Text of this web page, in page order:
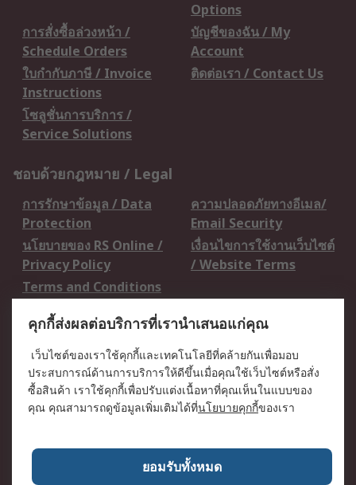
Options
การสั่งซื้อล่วงหน้า /
Schedule Orders
บัญชีของฉัน / My
Account
ใบกำกับภาษี / Invoice
Instructions
ติดต่อเรา / Contact Us
โซลูชั่นการบริการ /
Service Solutions
ชอบด้วยกฎหมาย / Legal
การรักษาข้อมูล / Data
Protection
ความปลอดภัยทางอีเมล/
Email Security
นโยบายของ RS Online /
Privacy Policy
เงื่อนไขการใช้งานเว็บไซต์
/ Website Terms
Terms and Conditions
เกี่ยวกับ RS / About RS
RS ทั่วโลก / RS
Worldwide
ข่าวประชาสัมพันธ์ / Press
Centre
บริษัทในเครือ RS /
วิธีการชำระเงิน /
เกี่ยวกับ RS / About RS
อาชีพที่ RS / Careers
คุกกี้ส่งผลต่อบริการที่เรานำเสนอแก่คุณ
เว็บไซต์ของเราใช้คุกกี้และเทคโนโลยีที่คล้ายกันเพื่อมอบ
ประสบการณ์ด้านการบริการให้ดีขึ้นเมื่อคุณใช้เว็บไซต์หรือสั่ง
ซื้อสินค้า เราใช้คุกกี้เพื่อปรับแต่งเนื้อหาที่คุณเห็นในแบบของ
คุณ คุณสามารถดูข้อมูลเพิ่มเติมได้ที่นโยบายคุกกี้ของเรา
ยอมรับทั้งหมด